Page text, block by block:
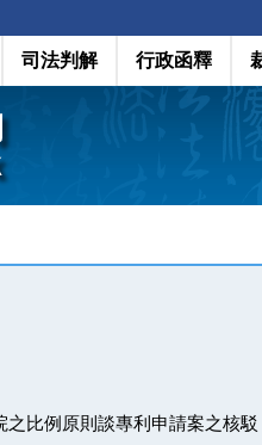
司法判解 行政函釋
之比例原則談專利申請案之核